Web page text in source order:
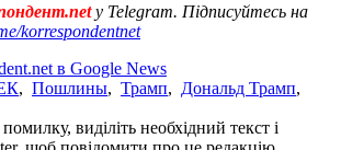
у Telegram. Підписуйтесь на
korrespondentnet
в Google News
, Пошлины, Трамп, Дональд Трамп,
виділіть необхідний текст і